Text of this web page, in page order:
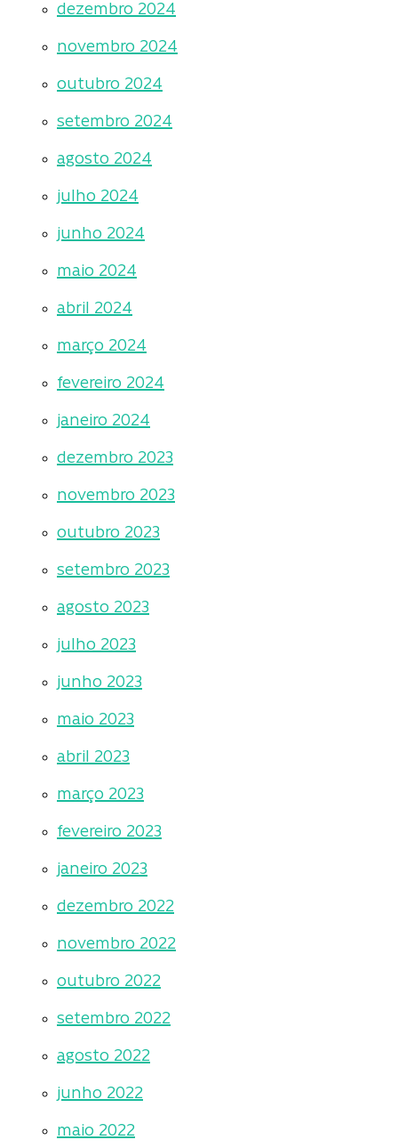
dezembro 2024
novembro 2024
outubro 2024
setembro 2024
agosto 2024
julho 2024
junho 2024
maio 2024
abril 2024
março 2024
fevereiro 2024
janeiro 2024
dezembro 2023
novembro 2023
outubro 2023
setembro 2023
agosto 2023
julho 2023
junho 2023
maio 2023
abril 2023
março 2023
fevereiro 2023
janeiro 2023
dezembro 2022
novembro 2022
outubro 2022
setembro 2022
agosto 2022
junho 2022
maio 2022